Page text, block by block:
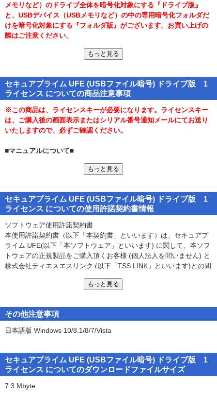
メモリなど）のドライブ全体を暗号化対象にする『ドライブ版』
と、USBデバイス（USBメモリなど）の中の専用暗号化フォルダだ
けを暗号化対象にする『フォルダ版』がございます。お買い上げの
際はご注意ください。
※ご注意： 本製品には、１ライセンス／５ライセンス／１０ライセ
■製品内容■
「セキュアプライム UFE（ドライブ版）」は、USBデバイスに移
動／コピーしたファイルを自動的に暗号化する簡単操作の暗号化セ
キュリティソフトです。
も便利な反面、盗難や紛失での情報漏洩リスクという大きな問題点
できます。
●今お使いのUSBメモリがそのまま使えます。
●USBメモリにファイルをコピーするだけで、自動的に暗号化されま
す。
●暗号化ファイルは、専用の復号ツールにより、ファイルに関連付い
たアプリケーションで自動的に復号されます。
●ファイルを終了すると自動的に再暗号化されます。
●復号した一時ファイルも残さず削除します。
※本製品は、OpenSSL Toolkit で使用するために OpenSSL Project
によって開発されたソフトウェアが含まれています。
*This product includes software developed by the OpenSSL Project
もっと見る
セキュアプライム UFE (USBファイル暗号) ドライブ版 1
ライセンス についての商品注意事項
※この商品は、ライセンスキーが必要になります。ライセンスキー
は、ご購入後の画面表示またはシリアル番号通知メールにてお送り
いたしますので、必ずご確認ください。
■マニュアルについて■
■動作環境■
●対応OS： 日本語版 Windows 10/8.1/8/7/Vista
●暗号化アルゴリズム： AES 256bit
●USBポート および USBデバイス（USBメモリなど）必須
※USBデバイスは、本製品に付属しておりません。
■ご注意■
●本製品は、ティエスエスリンク社「セキュアポーター for USB」を
●本製品は、１ライセンス／５ライセンス／１０ライセンス版がござ
より暗号化できない場合があります。
機器はファイルの暗号化対象となります。
が暗号化され、正常に動作しなくなる可能性があります。
必要に応じて本製品を終了してからご利用ください。
●市販のUSBメモリに付属している自動圧縮ツールや自動暗号化ツー
ル等が動作している状態で、本製品を併用しないでください。
もっと見る
セキュアプライム UFE (USBファイル暗号) ドライブ版 1
ライセンス についての使用許諾契約書情報
ソフトウェア使用許諾契約書
本使用許諾契約書（以下「本契約書」といいます）は、セキュアプ
ライム UFE(以下「本ソフトウェア」といいます) に関して、本ソフ
トウェアの正規製品をご購入頂くお客様 (個人法人を問いません) と
株式会社ティエスエスリンク (以下「TSS LINK」といいます)との間
タにインストールした時点で、本契約書が成立したものとします。
くことはできません。本ソフトウェアは、ソフトウェアプログラム
およびそれに関連したドキュメント (マニュアル等の印刷物やオン
ラインで提供される電子文書等)を含みます。
TSS LINKは、お客様に対し、以下の譲渡不能の非独占的な権利を許
諾します。
１．本ソフトウェアの使用
お客様は、TSS LINKが、本ソフトウェア毎に別途明示する以下のい
もっと見る
その他注意事項
日本語版 Windows 10/8.1/8/7/Vista
セキュアプライム UFE (USBファイル暗号) ドライブ版 1
ライセンス についてのダウンロードファイルサイズ
7.3 Mbyte